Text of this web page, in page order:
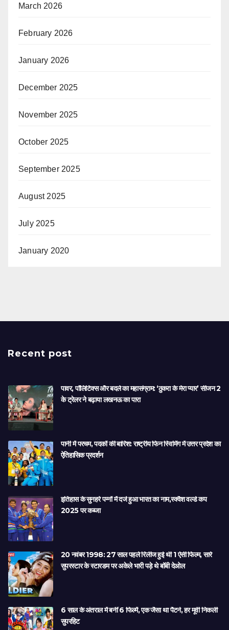
March 2026
February 2026
January 2026
December 2025
November 2025
October 2025
September 2025
August 2025
July 2025
January 2020
Recent post
पावर, पॉलिटिक्स और बदले का महासंग्राम: ‘ठुकरा के मेरा प्यार’ सीजन 2
के ट्रेलर ने बढ़ाया लखनऊ का पारा
पानी में परचम, पदकों की बारिश: राष्ट्रीय फिन स्विमिंग में उत्तर प्रदेश का
ऐतिहासिक प्रदर्शन
इतिहास के सुनहरे पन्नों में दर्ज हुआ भारत का नाम,स्क्वैश वर्ल्ड कप
2025 पर कब्जा
20 नवंबर 1998: 27 साल पहले रिलीज हुई थी 1 ऐसी फिल्म, सारे
सुपरस्टार के स्टारडम पर अकेले भारी पड़े थे बॉबी देओल
6 साल के अंतराल में बनीं 6 फिल्में, एक जैसा था पैटर्न, हर मूवी निकली
सुपरहिट